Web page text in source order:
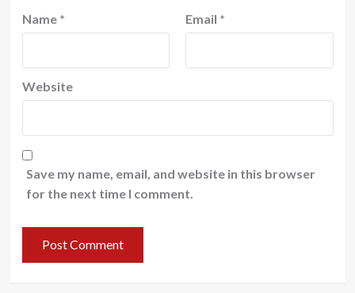
Name * Email *
Website
Save my name, email, and website in this browser
for the next time I comment.